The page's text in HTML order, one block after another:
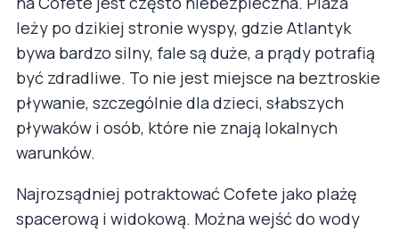
leży po dzikiej stronie wyspy, gdzie Atlantyk
bywa bardzo silny, fale są duże, a prądy potrafią
być zdradliwe. To nie jest miejsce na beztroskie
pływanie, szczególnie dla dzieci, słabszych
pływaków i osób, które nie znają lokalnych
warunków.
Najrozsądniej potraktować Cofete jako plażę
spacerową i widokową. Można wejść do wody